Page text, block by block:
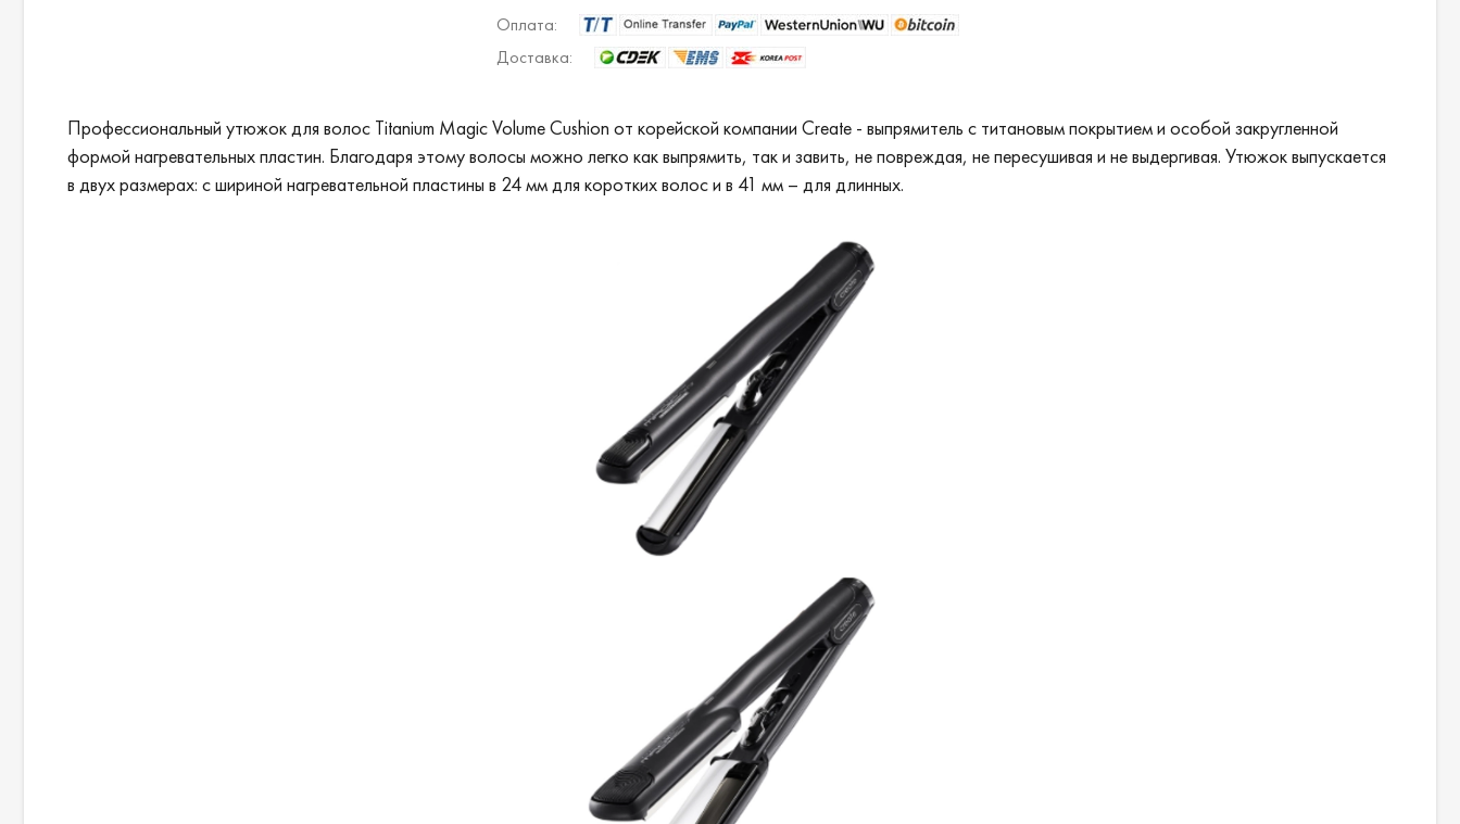
Напряжение: 220В, 50-60 Гц.
Мощность, Вт: 35
Размер, мм: 250х38х47
Размер нагревательной 24; 41
Оплата:
Доставка:
Профессиональный утюжок для волос Titanium Magic Volume Cushion от корейской компании Create - выпрямитель с титановым покрытием и особой закругленной
формой нагревательных пластин. Благодаря этому волосы можно легко как выпрямить, так и завить, не повреждая, не пересушивая и не выдергивая. Утюжок выпускается
в двух размерах: с шириной нагревательной пластины в 24 мм для коротких волос и в 41 мм – для длинных.